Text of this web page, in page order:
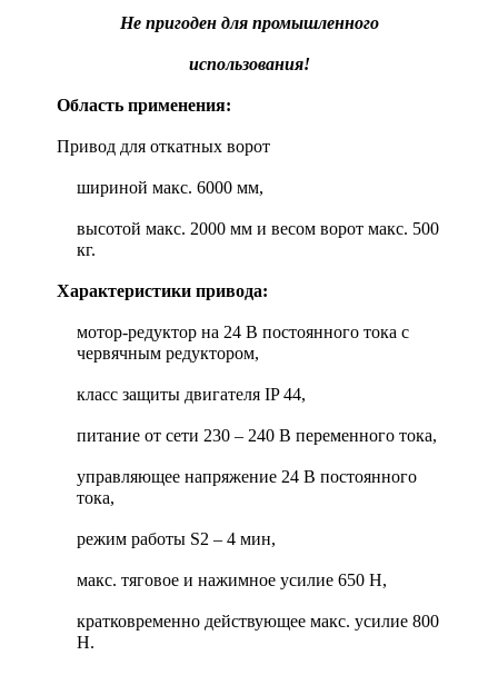
Не пригоден для промышленного
использования!
Область применения:
Привод для откатных ворот
шириной макс. 6000 мм,
высотой макс. 2000 мм и весом ворот макс. 500
кг.
Характеристики привода:
мотор-редуктор на 24 В постоянного тока с
червячным редуктором,
класс защиты двигателя IP 44,
питание от сети 230 – 240 В переменного тока,
управляющее напряжение 24 В постоянного
тока,
режим работы S2 – 4 мин,
макс. тяговое и нажимное усилие 650 Н,
кратковременно действующее макс. усилие 800
Н.